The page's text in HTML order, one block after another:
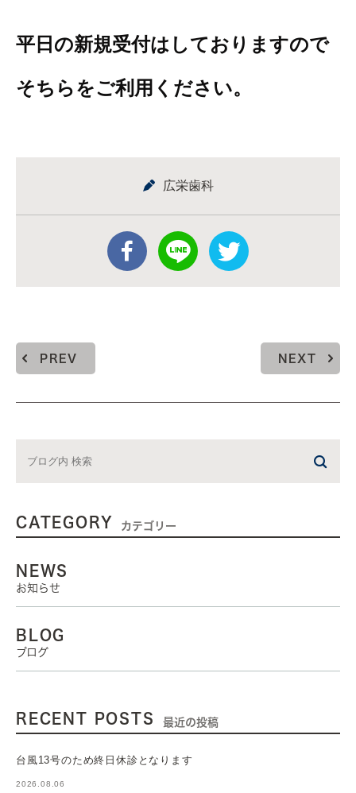
平日の新規受付はしておりますので
そちらをご利用ください。
広栄歯科
PREV NEXT
CATEGORY カテゴリー
NEWS
お知らせ
BLOG
ブログ
RECENT POSTS 最近の投稿
台風13号のため終日休診となります
2026.08.06